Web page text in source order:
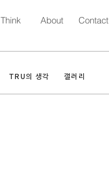
Think About Contact
TRU의 생각 갤러리